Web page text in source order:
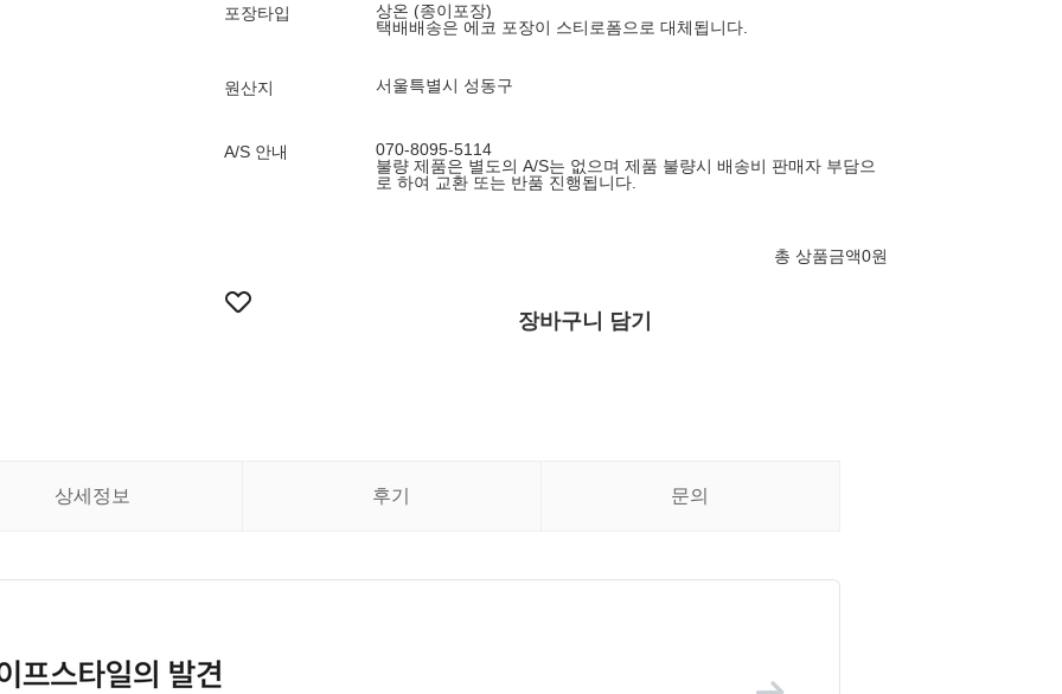
포장타입
상온 (종이포장)
택배배송은 에코 포장이 스티로폼으로 대체됩니다.
원산지 서울특별시 성동구
A/S 안내
070-8095-5114
불량 제품은 별도의 A/S는 없으며 제품 불량시 배송비 판매자 부담으
로 하여 교환 또는 반품 진행됩니다.
총 상품금액0원
장바구니 담기
상세정보 후기 문의